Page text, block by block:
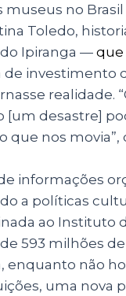
museus no
Toledo,
Ipiranga — que
investimento
realidade.
[um desastre]
que nos
informações
a políticas
ao
593 milhões
enquanto não
uma nova